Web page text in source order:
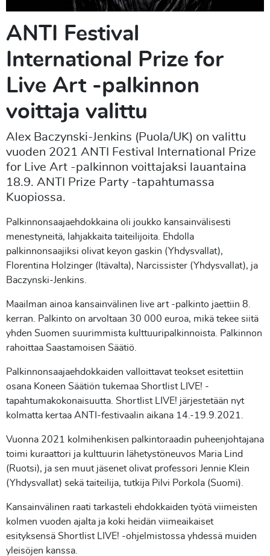
ANTI Festival
International Prize for
Live Art -palkinnon
voittaja valittu
Alex Baczynski-Jenkins (Puola/UK) on valittu
vuoden 2021 ANTI Festival International Prize
for Live Art -palkinnon voittajaksi lauantaina
18.9. ANTI Prize Party -tapahtumassa
Kuopiossa.
Palkinnonsaajaehdokkaina oli joukko kansainvälisesti
menestyneitä, lahjakkaita taiteilijoita. Ehdolla
palkinnonsaajiksi olivat keyon gaskin (Yhdysvallat),
Florentina Holzinger (Itävalta), Narcissister (Yhdysvallat), ja
Baczynski-Jenkins.
Maailman ainoa kansainvälinen live art -palkinto jaettiin 8.
kerran. Palkinto on arvoltaan 30 000 euroa, mikä tekee siitä
yhden Suomen suurimmista kulttuuripalkinnoista. Palkinnon
rahoittaa Saastamoisen Säätiö.
Palkinnonsaajaehdokkaiden valloittavat teokset esitettiin
osana Koneen Säätiön tukemaa Shortlist LIVE! -
tapahtumakokonaisuutta. Shortlist LIVE! järjestetään nyt
kolmatta kertaa ANTI-festivaalin aikana 14.-19.9.2021.
Vuonna 2021 kolmihenkisen palkintoraadin puheenjohtajana
toimi kuraattori ja kulttuurin lähetystöneuvos Maria Lind
(Ruotsi), ja sen muut jäsenet olivat professori Jennie Klein
(Yhdysvallat) sekä taiteilija, tutkija Pilvi Porkola (Suomi).
Kansainvälinen raati tarkasteli ehdokkaiden työtä viimeisten
kolmen vuoden ajalta ja koki heidän viimeaikaiset
esityksensä Shortlist LIVE! -ohjelmistossa yhdessä muiden
yleisöjen kanssa.